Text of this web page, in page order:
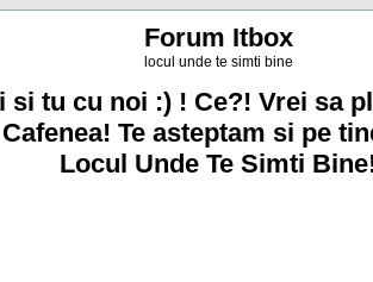
Forum Itbox
locul unde te simti bine
si tu cu noi :) ! Ce?! Vrei sa
Te asteptam si pe
Locul Unde Te Simti